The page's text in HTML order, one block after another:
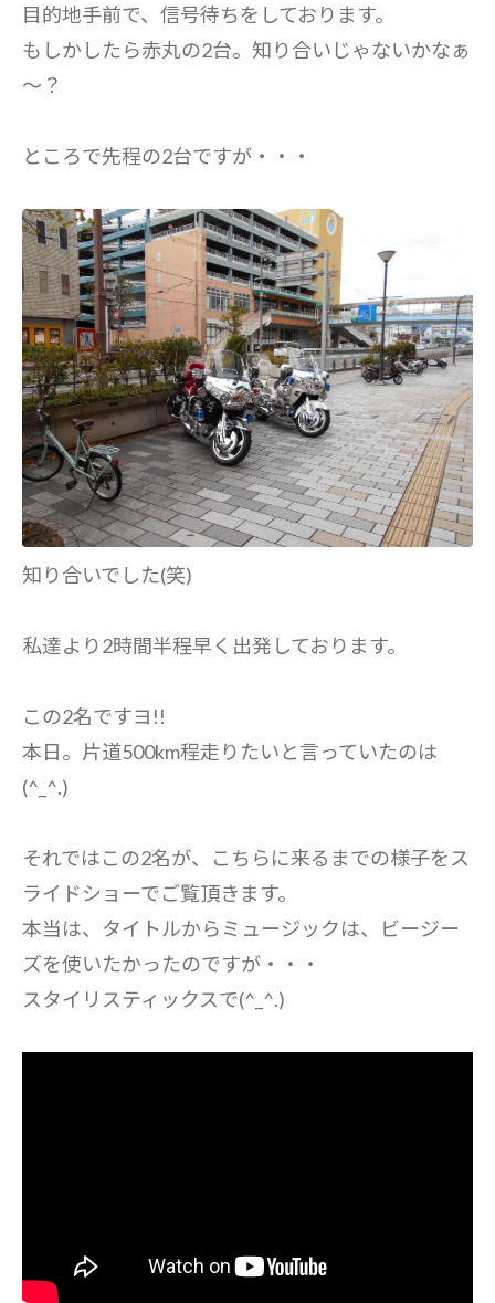
目的地手前で、信号待ちをしております。
もしかしたら赤丸の2台。知り合いじゃないかなぁ
～？
ところで先程の2台ですが・・・
知り合いでした(笑)
私達より2時間半程早く出発しております。
この2名ですヨ!!
本日。片道500km程走りたいと言っていたのは
(^_^.)
それではこの2名が、こちらに来るまでの様子をス
ライドショーでご覧頂きます。
本当は、タイトルからミュージックは、ビージー
ズを使いたかったのですが・・・
スタイリスティックスで(^_^.)